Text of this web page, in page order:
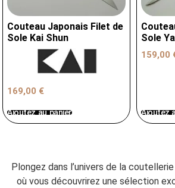
Couteau Japonais Filet de
Sole Kai Shun
169,00 €
Ajoutez au panier
Sole
159,00
Ajoutez
Plongez dans l’univers de la
où vous découvrirez une sélection